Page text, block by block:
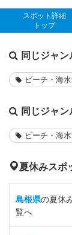
スポット詳細
トップ
同じジャン
ビーチ・海
同じジャン
ビーチ・海
夏休みスポ
島根県の夏休
覧へ